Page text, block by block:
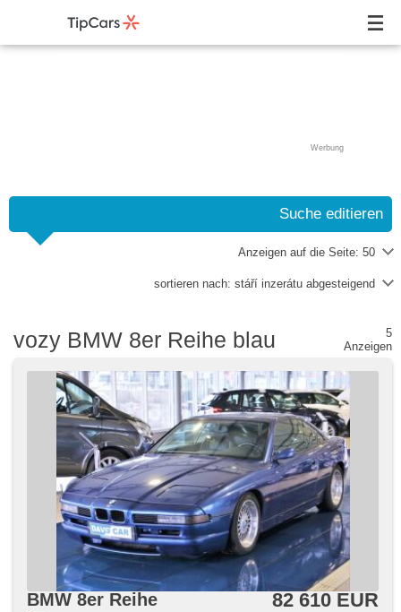
Werbung
Suche editieren
Anzeigen auf die Seite: 50
sortieren nach: stáří inzerátu abgesteigend
vozy BMW 8er Reihe blau
5
Anzeigen
BMW 8er Reihe 82 610 EUR